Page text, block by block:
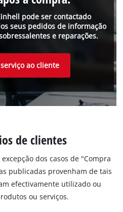
pode ser contactado
seus pedidos de informação
e reparações.
ao cliente
de clientes
dos casos de "Compra
publicadas provenham de tais
efectivamente utilizado ou
ou serviços.